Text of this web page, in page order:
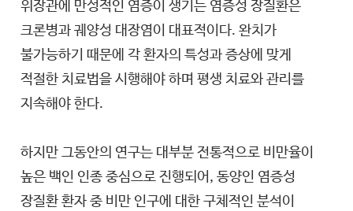
위장관에 만성적인 염증이 생기는 염증성 장질환은
크론병과 궤양성 대장염이 대표적이다. 완치가
불가능하기 때문에 각 환자의 특성과 증상에 맞게
적절한 치료법을 시행해야 하며 평생 치료와 관리를
지속해야 한다.
하지만 그동안의 연구는 대부분 전통적으로 비만율이
높은 백인 인종 중심으로 진행되어, 동양인 염증성
장질환 환자 중 비만 인구에 대한 구체적인 분석이